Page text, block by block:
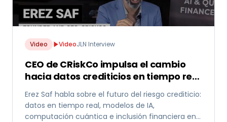
Video VideoJLN Interview
CEO de CRiskCo impulsa el cambio
hacia datos crediticios en tiempo real
y modelos de IA
Erez Saf habla sobre el futuro del riesgo crediticio:
datos en tiempo real, modelos de IA,
computación cuántica e inclusión financiera en